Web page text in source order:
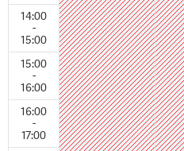
14:00
-
15:00
15:00
-
16:00
16:00
-
17:00